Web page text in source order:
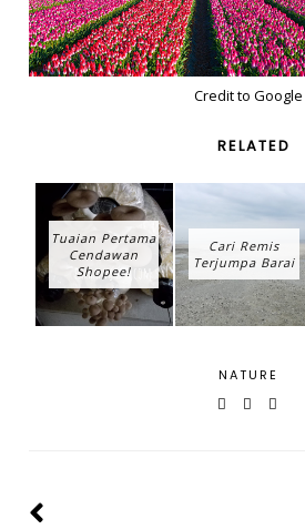
Credit to Google
RELATED
Tuaian Pertama
Cendawan
Shopee!
Cari Remis
Terjumpa Barai
NATURE